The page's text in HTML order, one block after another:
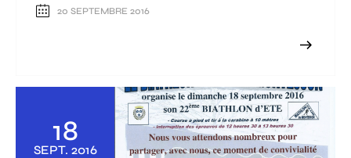
20 SEPTEMBRE 2016
18
SEPT. 2016